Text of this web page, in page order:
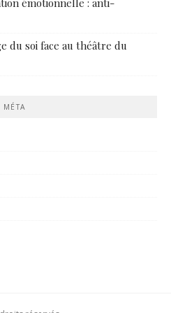
du soi face au théâtre du
MÉTA